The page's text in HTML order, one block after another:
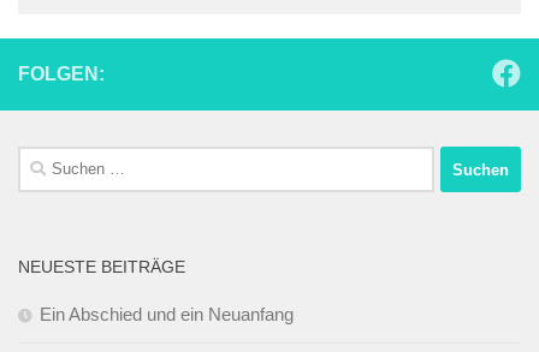
FOLGEN:
Suchen
nach:
NEUESTE BEITRÄGE
Ein Abschied und ein Neuanfang